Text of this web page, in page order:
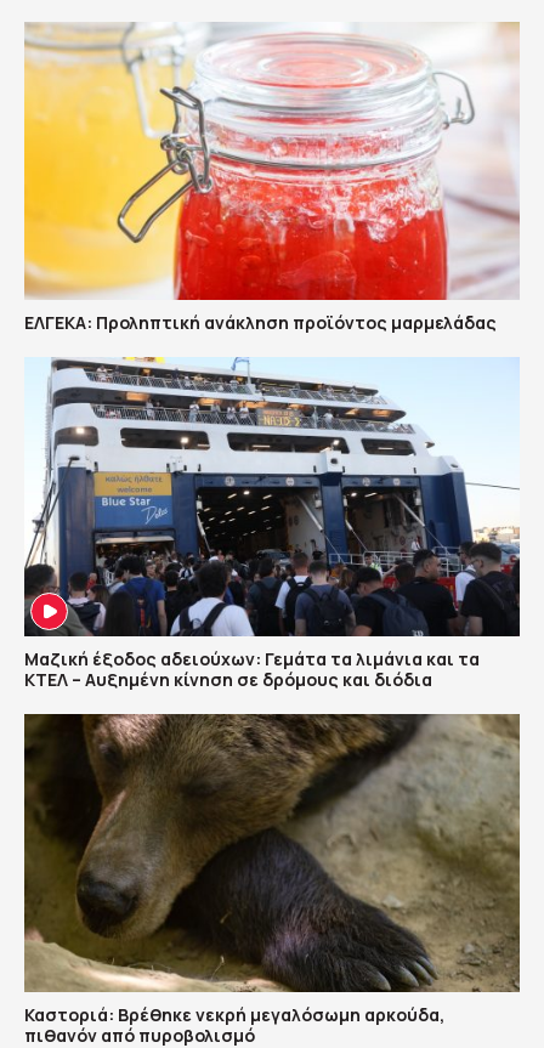
ΕΛΓΕΚΑ: Προληπτική ανάκληση προϊόντος μαρμελάδας
Μαζική έξοδος αδειούχων: Γεμάτα τα λιμάνια και τα
ΚΤΕΛ – Αυξημένη κίνηση σε δρόμους και διόδια
Καστοριά: Βρέθηκε νεκρή μεγαλόσωμη αρκούδα,
πιθανόν από πυροβολισμό